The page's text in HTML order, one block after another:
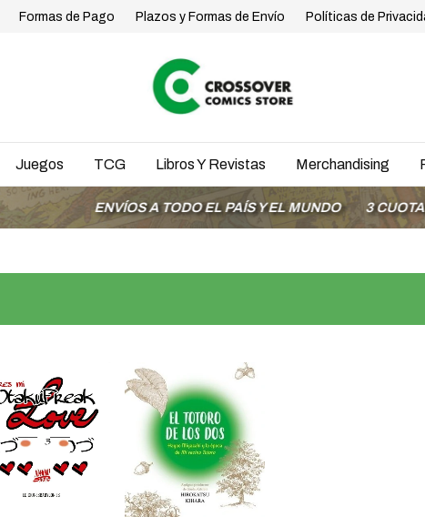
Formas de Pago Plazos y Formas de Envío Políticas de
Juegos TCG Libros Y Revistas Merchandising
ENVÍOS A TODO EL PAÍS Y EL MUNDO 3 CUOTAS SIN